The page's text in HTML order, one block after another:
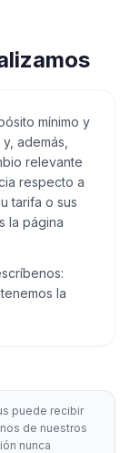
mínimo y
además,
relevante
respecto a
tarifa o sus
la página
la
puede recibir
de nuestros
nunca